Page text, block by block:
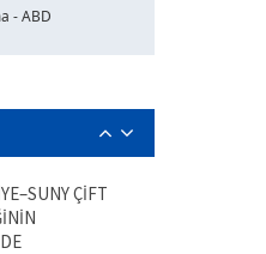
- ABD
ÇİFT